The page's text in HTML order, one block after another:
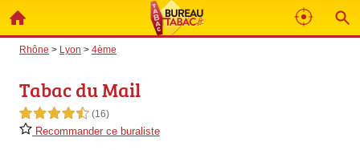
Rhône > Lyon > 4ème
Tabac du Mail
4,5 étoiles sur 5 (16)
Recommander ce buraliste